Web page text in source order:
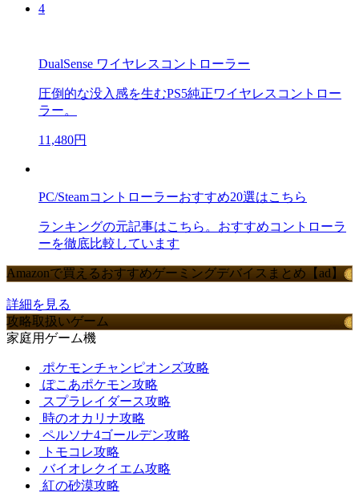
4
DualSense ワイヤレスコントローラー
圧倒的な没入感を生むPS5純正ワイヤレスコントロー
ラー。
11,480円
PC/Steamコントローラーおすすめ20選はこちら
ランキングの元記事はこちら。おすすめコントローラ
ーを徹底比較しています
Amazonで買えるおすすめゲーミングデバイスまとめ【ad】
詳細を見る
攻略取扱いゲーム
家庭用ゲーム機
ポケモンチャンピオンズ攻略
ぽこあポケモン攻略
スプラレイダース攻略
時のオカリナ攻略
ペルソナ4ゴールデン攻略
トモコレ攻略
バイオレクイエム攻略
紅の砂漠攻略